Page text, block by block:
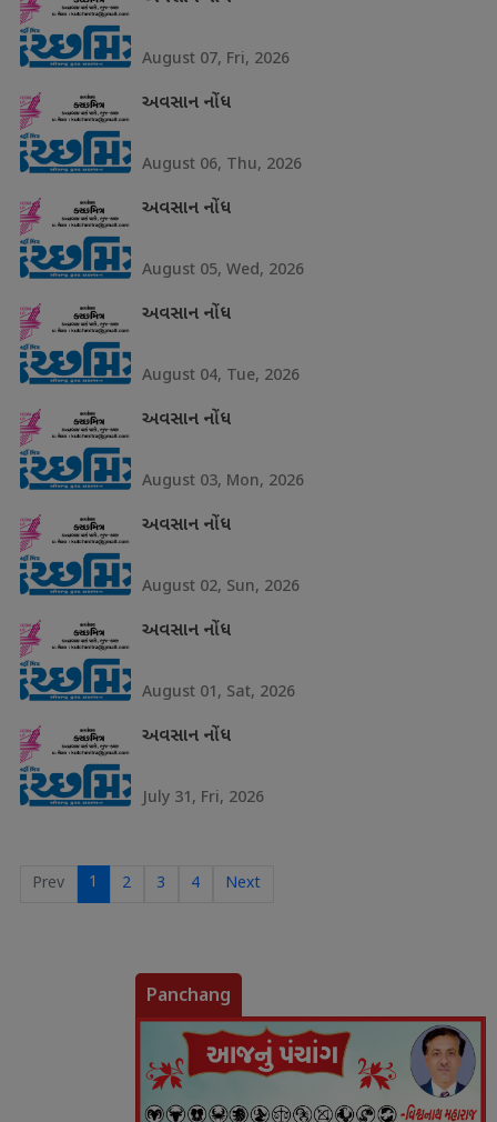
August 07, Fri, 2026
અવસાન નોંધ
August 06, Thu, 2026
અવસાન નોંધ
August 05, Wed, 2026
અવસાન નોંધ
August 04, Tue, 2026
અવસાન નોંધ
August 03, Mon, 2026
અવસાન નોંધ
August 02, Sun, 2026
અવસાન નોંધ
August 01, Sat, 2026
અવસાન નોંધ
July 31, Fri, 2026
Prev 1 2 3 4 Next
Panchang